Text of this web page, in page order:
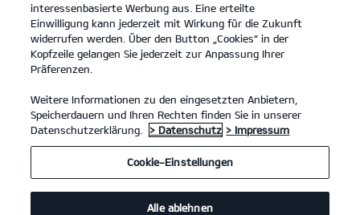
interessenbasierte Werbung aus. Eine erteilte
Einwilligung kann jederzeit mit Wirkung für die Zukunft
widerrufen werden. Über den Button „Cookies“ in der
Kopfzeile gelangen Sie jederzeit zur Anpassung Ihrer
Präferenzen.
Weitere Informationen zu den eingesetzten Anbietern,
Speicherdauern und Ihren Rechten finden Sie in unserer
Datenschutzerklärung.
> Datenschutz > Impressum
Cookie-Einstellungen
Alle ablehnen